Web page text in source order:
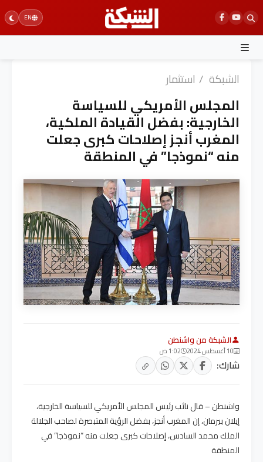
Skip
to
content
EN
الشبكة / استثمار
المجلس الأمريكي للسياسة
الخارجية: بفضل القيادة الملكية،
المغرب أنجز إصلاحات كبرى جعلت
منه “نموذجا” في المنطقة
الشبكة من واشنطن
10 أغسطس 2024 1:02 ص
شارك:
واشنطن – قال نائب رئيس المجلس الأمريكي للسياسة الخارجية،
إيلان بيرمان، إن المغرب أنجز، بفضل الرؤية المتبصرة لصاحب الجلالة
الملك محمد السادس، إصلاحات كبرى جعلت منه “نموذجا” في
المنطقة